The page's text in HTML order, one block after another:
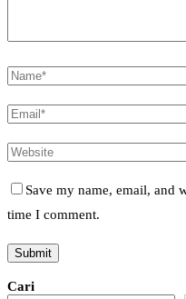
Save my name, email, and
time I comment.
Cari